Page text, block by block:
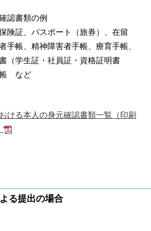
認書類の例
険証、パスポート（旅券）、在留
手帳、精神障害者手帳、療育手帳、
（学生証・社員証・資格証明書
帳 など
ける本人の身元確認書類一覧（印刷
る提出の場合